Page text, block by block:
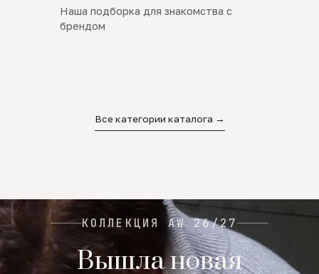
Наша подборка для знакомства с
брендом
Новинки
SALE
Все категории каталога →
КОЛЛЕКЦИЯ AW 26/27
Вышла новая